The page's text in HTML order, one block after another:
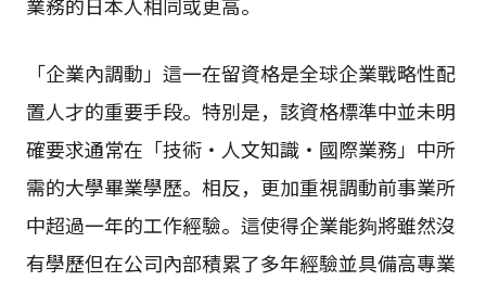
業務的日本人相同或更高。
「企業內調動」這一在留資格是全球企業戰略性配
置人才的重要手段。特別是，該資格標準中並未明
確要求通常在「技術・人文知識・國際業務」中所
需的大學畢業學歷。相反，更加重視調動前事業所
中超過一年的工作經驗。這使得企業能夠將雖然沒
有學歷但在公司內部積累了多年經驗並具備高專業